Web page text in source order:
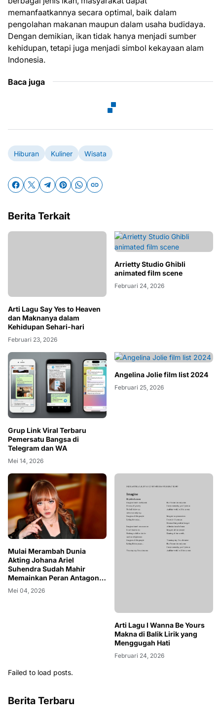
memanfaatkannya secara optimal, baik dalam
pengolahan makanan maupun dalam usaha budidaya.
Dengan demikian, ikan tidak hanya menjadi sumber
kehidupan, tetapi juga menjadi simbol kekayaan alam
Indonesia.
Baca juga
Hiburan Kuliner Wisata
Berita Terkait
Arti Lagu Say Yes to Heaven
dan Maknanya dalam
Kehidupan Sehari-hari
Februari 23, 2026
Arrietty Studio Ghibli
animated film scene
Februari 24, 2026
Grup Link Viral Terbaru
Pemersatu Bangsa di
Telegram dan WA
Mei 14, 2026
Angelina Jolie film list 2024
Februari 25, 2026
Mulai Merambah Dunia
Akting Johana Ariel
Suhendra Sudah Mahir
Memainkan Peran Antagonis
Dia Juga Menjadi Influencer
No 1 Di Bandung
Mei 04, 2026
Arti Lagu I Wanna Be Yours
Makna di Balik Lirik yang
Menggugah Hati
Februari 24, 2026
Failed to load posts.
Berita Terbaru